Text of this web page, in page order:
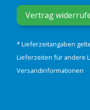
Vertrag
* Lieferzeitangaben
Lieferzeiten für andere
Versandinformationen